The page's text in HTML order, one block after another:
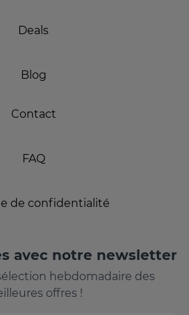
Deals
Blog
Contact
FAQ
de confidentialité
avec notre newsletter
hebdomadaire des
offres !